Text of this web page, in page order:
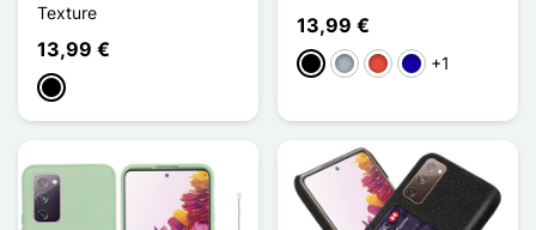
Texture
13,99 €
Schwarz
13,99 €
Schwarz
GrauRot Dunkelblau
+1